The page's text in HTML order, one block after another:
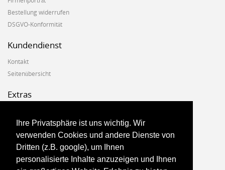
Ihre Privatsphäre ist uns wichtig. Wir
verwenden Cookies und andere Dienste von
Dritten (z.B. google), um Ihnen
personalisierte Inhalte anzuzeigen und Ihnen
Bestellung widerrufen
DSGVO-Konformität
Kundendienst
Kontakt
Seitenübersicht
Extras
Geschenkgutscheine
Angebote
Konto